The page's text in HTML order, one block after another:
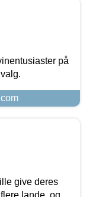
på
give deres
lande, og